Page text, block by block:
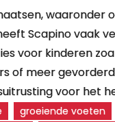
waaronder
Scapino vaak
voor kinderen
of meer
voor het
groeiende voeten